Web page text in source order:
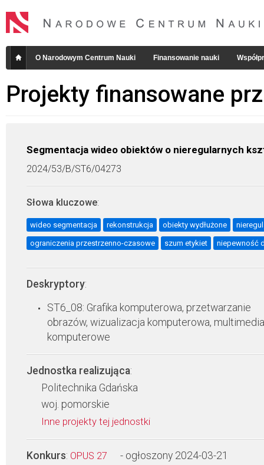
O Narodowym Centrum Nauki Finansowanie nauki
Projekty finansowane
Segmentacja wideo obiektów o nieregularnych
2024/53/B/ST6/04273
Słowa kluczowe:
wideo segmentacja rekonstrukcja obiekty wydłużone
ograniczenia przestrzenno-czasowe szum etykiet niepewność
Deskryptory:
ST6_08: Grafika komputerowa, przetwarzanie
obrazów, wizualizacja komputerowa,
komputerowe
Jednostka realizująca:
Politechnika Gdańska
woj. pomorskie
Inne projekty tej jednostki
Konkurs: OPUS 27 - ogłoszony 2024-03-21